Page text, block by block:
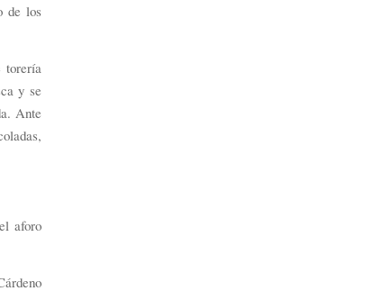
de los
torería
y se
Ante
aforo